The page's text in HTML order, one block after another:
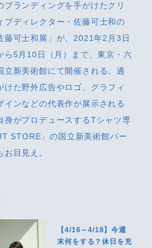
ブランディングを手がけたクリ
ブディレクター・佐藤可士和の
藤可士和展」が、2021年2月3日
ら5月10日（月）まで、東京・六
立新美術館にて開催される。過
けた野外広告やロゴ、グラフィ
インなどの代表作が展示される
身がプロデュースするTシャツ専
STORE」の国立新美術館バー
お目見え。
【4/16～4/18】今週
末何をする？休日を充